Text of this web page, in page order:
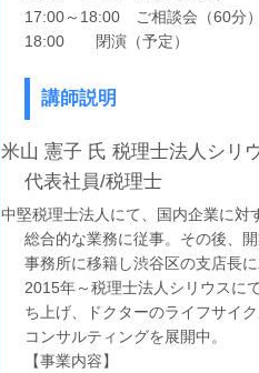
17:00～18:00 ご相談会（60分
18:00 閉演（予定）
講師説明
米山 憲子 氏 税理士法人シリ
代表社員/税理士
中堅税理士法人にて、国内企業に対
総合的な業務に従事。その後、
事務所に移籍し渋谷区の支店長
2015年～税理士法人シリウスに
ち上げ、ドクターのライフサイ
コンサルティングを展開中。
【事業内容】